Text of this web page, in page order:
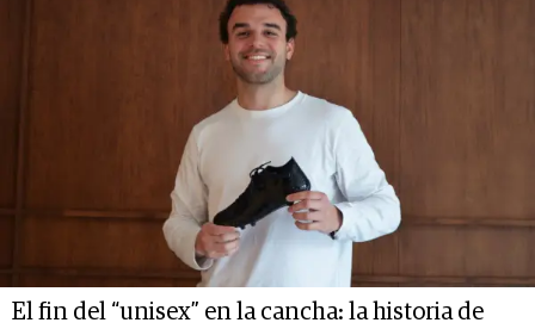
El fin del “unisex” en la cancha: la historia de